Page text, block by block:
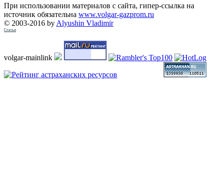
При использовании материалов с сайта, гипер-ссылка на
источник обязательна www.volgar-gazprom.ru
© 2003-2016 by Alyushin Vladimir
Статьи
volgar-mainlink